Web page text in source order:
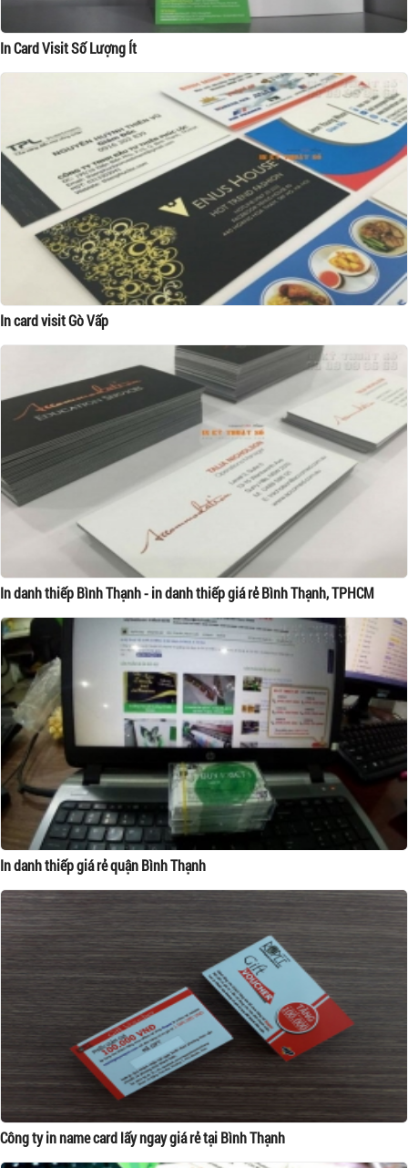
In Card Visit Số Lượng Ít
In card visit Gò Vấp
In danh thiếp Bình Thạnh - in danh thiếp giá rẻ Bình Thạnh, TPHCM
In danh thiếp giá rẻ quận Bình Thạnh
Công ty in name card lấy ngay giá rẻ tại Bình Thạnh